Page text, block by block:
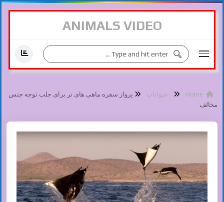
ANIMALS VIDEO
حیوانات
پرواز سفره ماهی های نر برای جلب توجه جنس
مخالف